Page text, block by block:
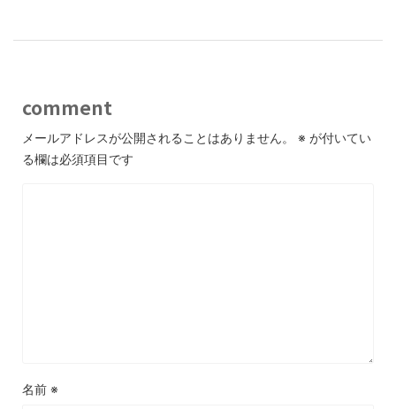
comment
メールアドレスが公開されることはありません。 ※ が付いてい
る欄は必須項目です
名前 ※